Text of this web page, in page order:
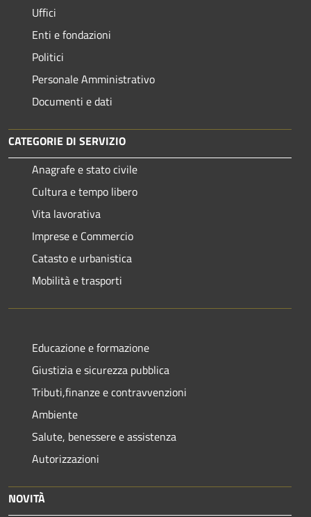
Uffici
Enti e fondazioni
Politici
Personale Amministrativo
Documenti e dati
CATEGORIE DI SERVIZIO
Anagrafe e stato civile
Cultura e tempo libero
Vita lavorativa
Imprese e Commercio
Catasto e urbanistica
Mobilità e trasporti
Educazione e formazione
Giustizia e sicurezza pubblica
Tributi,finanze e contravvenzioni
Ambiente
Salute, benessere e assistenza
Autorizzazioni
NOVITÀ